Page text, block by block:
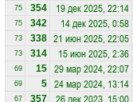
75 354 19 дек 2025, 22:14
75 342 14 дек 2025, 0:58
73 338 21 июн 2025, 22:05
73 314 15 июн 2025, 2:36
69 15 29 мар 2024, 22:07
69 5 24 мар 2024, 13:14
67 357 26 дек 2023, 15:00